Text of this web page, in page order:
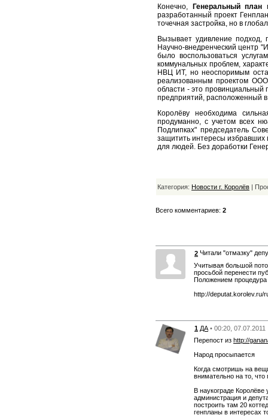
Конечно,
Генеральный план
разработанный проект
точечная застройка, но в
Вызывает удивление подход,
Научно-внедренческий центр
было воспользоваться
коммунальных проблем,
НВЦ ИТ, но неоспоримым
реализованным проектом
области - это
предприятий, расположенный
Королёву необходима
продуманно, с учетом всех
Подлипках" председатель
защитить интересы избравших
для людей. Без доработки
Категория: Новости г. Королёв |
Всего комментариев: 2
2 Читали "отмазку"
Учитывая большой
просьбой перенести
Положением процедура
http://deputat.korolev.ru/
1 ДА • 00:20, 07.07.2011
Перепост из http://
Народ просыпается
Когда смотришь на
внимательно на то, что
В наукограде
администрация и
построить там 20
генпланы в интересах